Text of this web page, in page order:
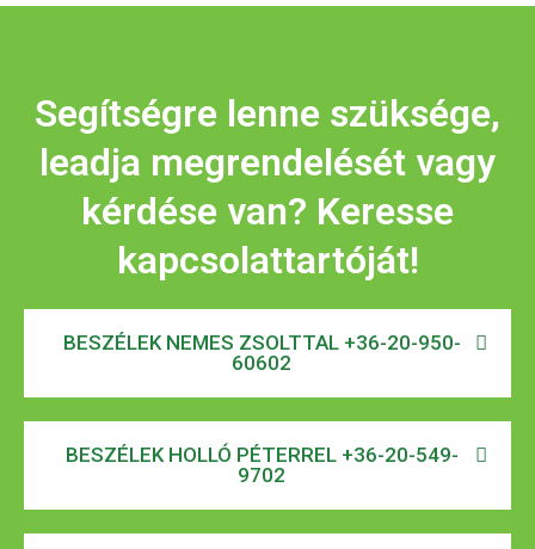
Segítségre lenne szüksége,
leadja megrendelését vagy
kérdése van? Keresse
kapcsolattartóját!
BESZÉLEK NEMES ZSOLTTAL +36-20-950-
60602
BESZÉLEK HOLLÓ PÉTERREL +36-20-549-
9702